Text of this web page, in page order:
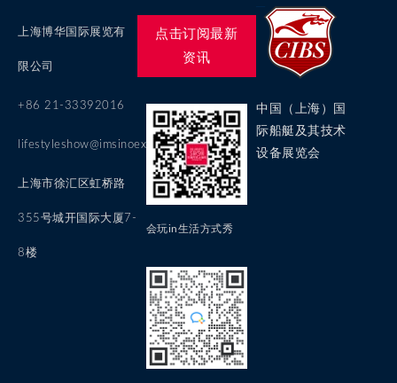
上海博华国际展览有
限公司
+86 21-33392016
lifestyleshow@imsinoexpo.com
上海市徐汇区虹桥路
355号城开国际大厦7-
8楼
点击订阅最新
资讯
会玩in生活方式秀
中国（上海）国
际船艇及其技术
设备展览会